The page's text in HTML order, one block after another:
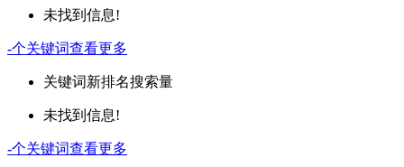
未找到信息!
-个关键词查看更多
关键词新排名搜索量
未找到信息!
-个关键词查看更多